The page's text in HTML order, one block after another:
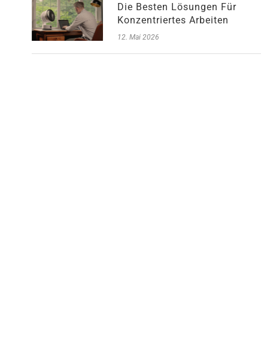
Die Besten Lösungen Für
Konzentriertes Arbeiten
12. Mai 2026